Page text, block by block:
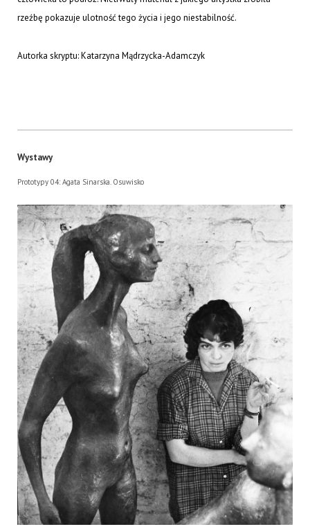
rzeźbę pokazuje ulotność tego życia i jego niestabilność.
Autorka skryptu: Katarzyna Mądrzycka-Adamczyk
Wystawy
Prototypy 04: Agata Sinarska. Osuwisko